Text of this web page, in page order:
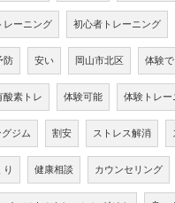
レーニング 初心者トレーニング
防 安い 岡山市北区 体験
酸素トレ 体験可能 体験トレー
ジム 割安 ストレス解消
り 健康相談 カウンセリング